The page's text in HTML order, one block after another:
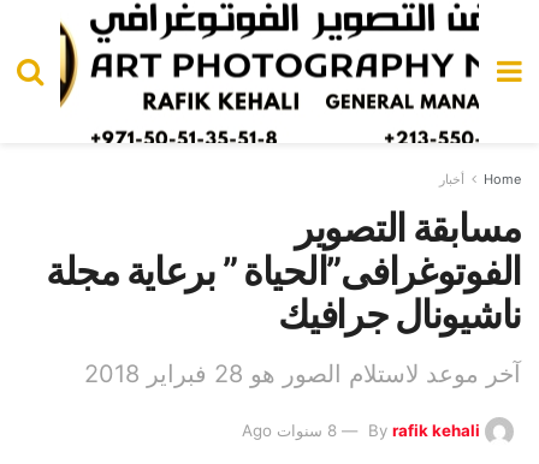
Home أخبار
مسابقة التصوير
الفوتوغرافى”الحياة ” برعاية مجلة
ناشيونال جرافيك
آخر موعد لاستلام الصور هو 28 فبراير 2018
By rafik kehali 8 سنوات Ago